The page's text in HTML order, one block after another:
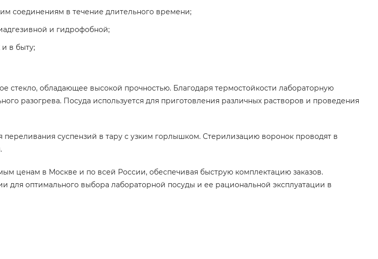
соединениям в течение длительного времени;
и гидрофобной;
в быту;
стекло, обладающее высокой прочностью. Благодаря термостойкости лабораторную
разогрева. Посуда используется для приготовления различных растворов и проведения
суспензий в тару с узким горлышком. Стерилизацию воронок проводят в
ценам в Москве и по всей России, обеспечивая быструю комплектацию заказов.
оптимального выбора лабораторной посуды и ее рациональной эксплуатации в